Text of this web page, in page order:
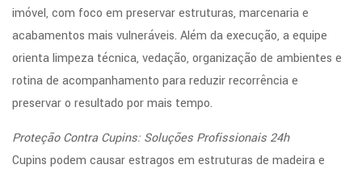
imóvel, com foco em preservar estruturas, marcenaria e
acabamentos mais vulneráveis. Além da execução, a equipe
orienta limpeza técnica, vedação, organização de ambientes e
rotina de acompanhamento para reduzir recorrência e
preservar o resultado por mais tempo.
Proteção Contra Cupins: Soluções Profissionais 24h
Cupins podem causar estragos em estruturas de madeira e